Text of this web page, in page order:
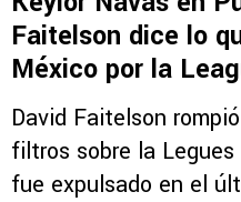
Faitelson dice lo
México por la
David Faitelson
filtros sobre la
fue expulsado en el